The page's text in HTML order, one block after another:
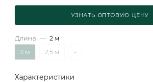
УЗНАТЬ ОПТОВУЮ ЦЕНУ
Длина — 2 м
2 м
2,5 м -
Характеристики